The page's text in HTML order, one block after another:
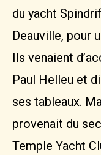
du yacht
Deauville, pour
Ils venaient
Paul Helleu et
ses tableaux.
provenait du
Temple Yacht